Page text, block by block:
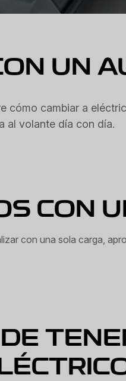
UN
cambiar a
al volante día con día.
CON
con una sola carga,